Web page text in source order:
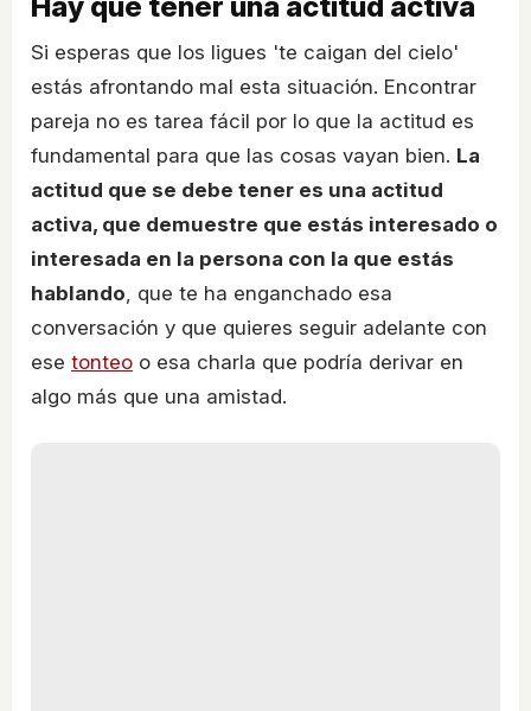
Si esperas que los ligues 'te caigan del cielo'
estás afrontando mal esta situación. Encontrar
pareja no es tarea fácil por lo que la actitud es
fundamental para que las cosas vayan bien. La
actitud que se debe tener es una actitud
activa, que demuestre que estás interesado o
interesada en la persona con la que estás
hablando , que te ha enganchado esa
conversación y que quieres seguir adelante con
ese tonteo o esa charla que podría derivar en
algo más que una amistad.